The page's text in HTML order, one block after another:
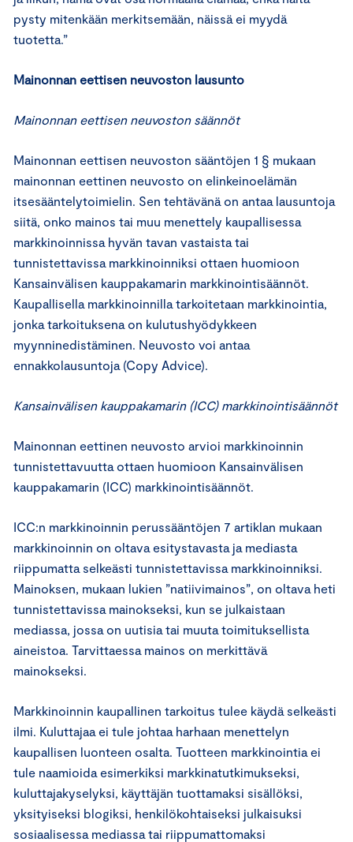
pysty mitenkään merkitsemään, näissä ei myydä
tuotetta.”
Mainonnan eettisen neuvoston lausunto
Mainonnan eettisen neuvoston säännöt
Mainonnan eettisen neuvoston sääntöjen 1 § mukaan
mainonnan eettinen neuvosto on elinkeinoelämän
itsesääntelytoimielin. Sen tehtävänä on antaa lausuntoja
siitä, onko mainos tai muu menettely kaupallisessa
markkinoinnissa hyvän tavan vastaista tai
tunnistettavissa markkinoinniksi ottaen huomioon
Kansainvälisen kauppakamarin markkinointisäännöt.
Kaupallisella markkinoinnilla tarkoitetaan markkinointia,
jonka tarkoituksena on kulutushyödykkeen
myynninedistäminen. Neuvosto voi antaa
ennakkolausuntoja (Copy Advice).
Kansainvälisen kauppakamarin (ICC) markkinointisäännöt
Mainonnan eettinen neuvosto arvioi markkinoinnin
tunnistettavuutta ottaen huomioon Kansainvälisen
kauppakamarin (ICC) markkinointisäännöt.
ICC:n markkinoinnin perussääntöjen 7 artiklan mukaan
markkinoinnin on oltava esitystavasta ja mediasta
riippumatta selkeästi tunnistettavissa markkinoinniksi.
Mainoksen, mukaan lukien ”natiivimainos”, on oltava heti
tunnistettavissa mainokseksi, kun se julkaistaan
mediassa, jossa on uutisia tai muuta toimituksellista
aineistoa. Tarvittaessa mainos on merkittävä
mainokseksi.
Markkinoinnin kaupallinen tarkoitus tulee käydä selkeästi
ilmi. Kuluttajaa ei tule johtaa harhaan menettelyn
kaupallisen luonteen osalta. Tuotteen markkinointia ei
tule naamioida esimerkiksi markkinatutkimukseksi,
kuluttajakyselyksi, käyttäjän tuottamaksi sisällöksi,
yksityiseksi blogiksi, henkilökohtaiseksi julkaisuksi
sosiaalisessa mediassa tai riippumattomaksi